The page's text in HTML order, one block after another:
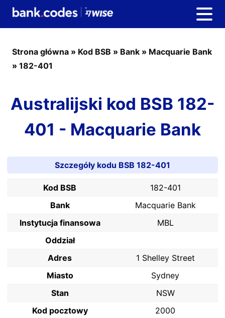
Strona główna » Kod BSB » Bank » Macquarie Bank
» 182-401
Australijski kod BSB 182-
401 - Macquarie Bank
Szczegóły kodu BSB 182-401
Kod BSB
182-401
Bank
Macquarie Bank
Instytucja finansowa
MBL
Oddział
Adres
1 Shelley Street
Miasto
Sydney
Stan
NSW
Kod pocztowy
2000